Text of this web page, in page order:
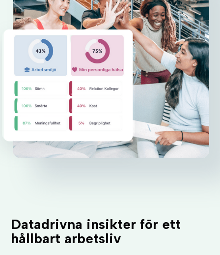
Datadrivna insikter för ett
hållbart arbetsliv